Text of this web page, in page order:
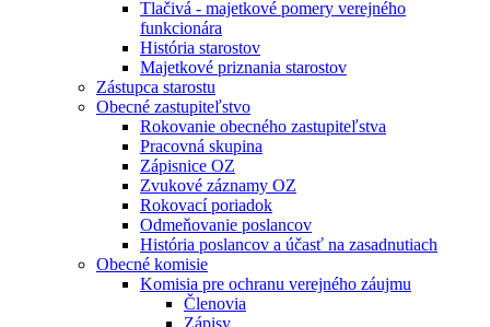
Tlačivá - majetkové pomery verejného
funkcionára
História starostov
Majetkové priznania starostov
Zástupca starostu
Obecné zastupiteľstvo
Rokovanie obecného zastupiteľstva
Pracovná skupina
Zápisnice OZ
Zvukové záznamy OZ
Rokovací poriadok
Odmeňovanie poslancov
História poslancov a účasť na zasadnutiach
Obecné komisie
Komisia pre ochranu verejného záujmu
Členovia
Zápisy